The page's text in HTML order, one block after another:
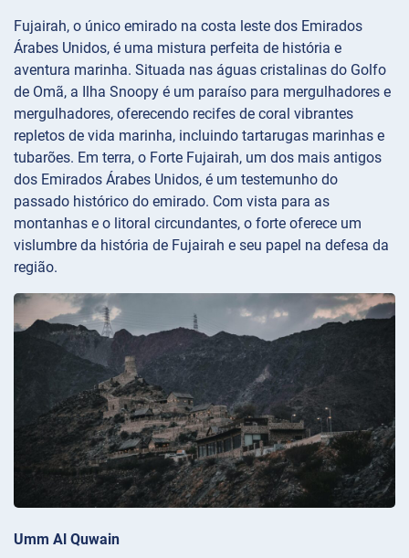
Fujairah, o único emirado na costa leste dos Emirados
Árabes Unidos, é uma mistura perfeita de história e
aventura marinha. Situada nas águas cristalinas do Golfo
de Omã, a Ilha Snoopy é um paraíso para mergulhadores e
mergulhadores, oferecendo recifes de coral vibrantes
repletos de vida marinha, incluindo tartarugas marinhas e
tubarões. Em terra, o Forte Fujairah, um dos mais antigos
dos Emirados Árabes Unidos, é um testemunho do
passado histórico do emirado. Com vista para as
montanhas e o litoral circundantes, o forte oferece um
vislumbre da história de Fujairah e seu papel na defesa da
região.
Umm Al Quwain